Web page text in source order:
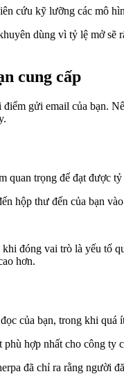
cứu kỹ lưỡng các mô
dùng vì tỷ lệ mở sẽ
cung cấp
gửi email của bạn.
quan trọng để đạt được
hộp thư đến của bạn
đóng vai trò là yếu tố
hơn.
của bạn, trong khi quá
hợp nhất cho công ty
đã chỉ ra rằng người